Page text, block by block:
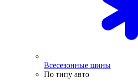
Всесезонные шины
По типу авто